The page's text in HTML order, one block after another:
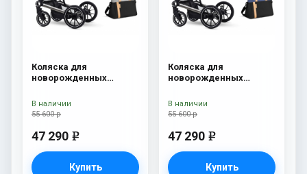
Коляска для
новорожденных
Grey
55 600 р
47 290 e
Купить
В наличии
Коляска для
новорожденных
Denim
55 600 р
47 290 e
Купить
В наличии